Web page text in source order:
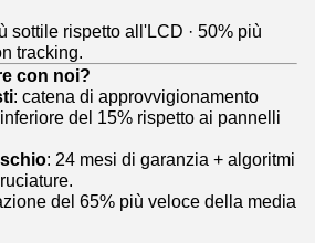
sottile rispetto all'LCD · 50% più
tracking.
con noi?
: catena di approvvigionamento
del 15% rispetto ai pannelli
: 24 mesi di garanzia + algoritmi
del 65% più veloce della media